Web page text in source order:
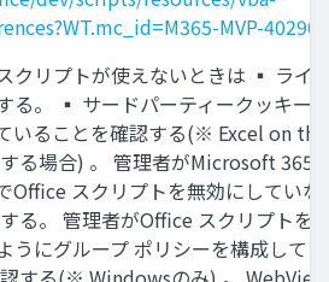
MVP-
クリプトが使えないときは ▪ ライ
る。 ▪ サードパーティークッキー
いることを確認する(※ Excel on
る場合) 。 管理者がMicrosoft 365
Office スクリプトを無効にしていな
る。 管理者がOffice スクリプトを
うにグループ ポリシーを構成して